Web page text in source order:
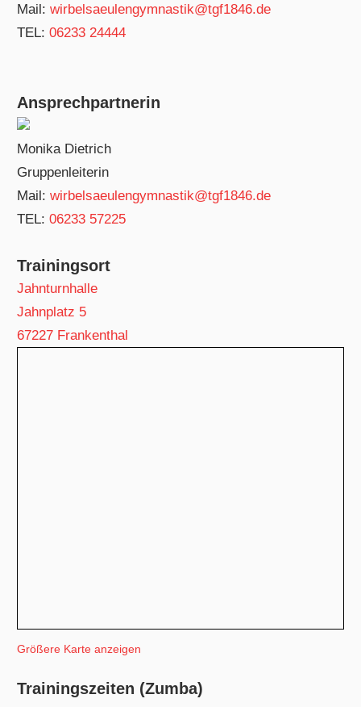
Mail:wirbelsaeulengymnastik@tgf1846.de
TEL:06233 24444
Ansprechpartnerin
Monika Dietrich
Gruppenleiterin
Mail:wirbelsaeulengymnastik@tgf1846.de
TEL:06233 57225
Trainingsort
Jahnturnhalle
Jahnplatz 5
67227 Frankenthal
Größere Karte anzeigen
Trainingszeiten (Zumba)